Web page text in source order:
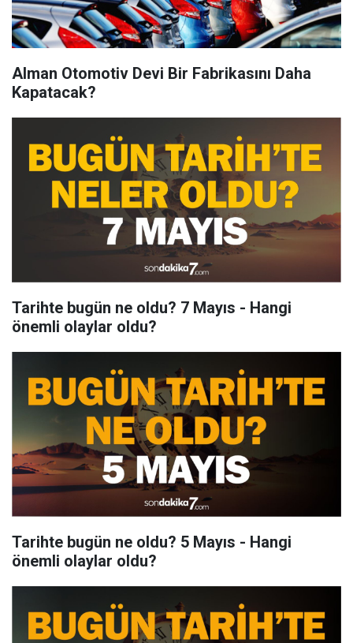
Alman Otomotiv Devi Bir Fabrikasını Daha
Kapatacak?
Tarihte bugün ne oldu? 7 Mayıs - Hangi
önemli olaylar oldu?
Tarihte bugün ne oldu? 5 Mayıs - Hangi
önemli olaylar oldu?